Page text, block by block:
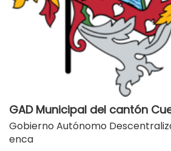
GAD Municipal del cantón
Gobierno Autónomo
enca